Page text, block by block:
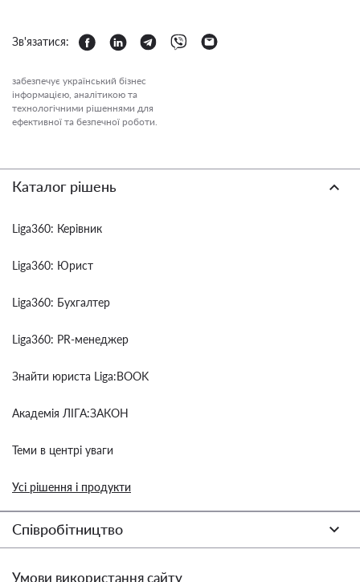
Зв'язатися:
забезпечує український бізнес
інформацією, аналітикою та
технологічними рішеннями для
ефективної та безпечної роботи.
Каталог рішень
Liga360: Керівник
Liga360: Юрист
Liga360: Бухгалтер
Liga360: PR-менеджер
Знайти юриста Liga:BOOK
Академія ЛІГА:ЗАКОН
Теми в центрі уваги
Усі рішення і продукти
Співробітництво
Умови використання сайту